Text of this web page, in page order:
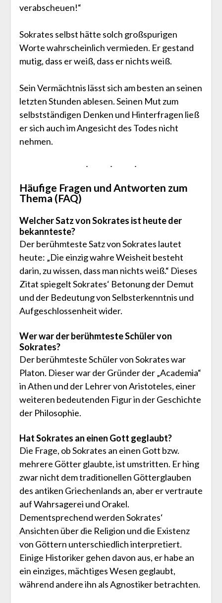
verabscheuen!“
Sokrates selbst hätte solch großspurigen
Worte wahrscheinlich vermieden. Er gestand
mutig, dass er weiß, dass er nichts weiß.
Sein Vermächtnis lässt sich am besten an seinen
letzten Stunden ablesen. Seinen Mut zum
selbstständigen Denken und Hinterfragen ließ
er sich auch im Angesicht des Todes nicht
nehmen.
Häufige Fragen und Antworten zum
Thema (FAQ)
Welcher Satz von Sokrates ist heute der
bekannteste?
Der berühmteste Satz von Sokrates lautet
heute: „Die einzig wahre Weisheit besteht
darin, zu wissen, dass man nichts weiß.“ Dieses
Zitat spiegelt Sokrates‘ Betonung der Demut
und der Bedeutung von Selbsterkenntnis und
Aufgeschlossenheit wider.
Wer war der berühmteste Schüler von
Sokrates?
Der berühmteste Schüler von Sokrates war
Platon. Dieser war der Gründer der „Academia“
in Athen und der Lehrer von Aristoteles, einer
weiteren bedeutenden Figur in der Geschichte
der Philosophie.
Hat Sokrates an einen Gott geglaubt?
Die Frage, ob Sokrates an einen Gott bzw.
mehrere Götter glaubte, ist umstritten. Er hing
zwar nicht dem traditionellen Götterglauben
des antiken Griechenlands an, aber er vertraute
auf Wahrsagerei und Orakel.
Dementsprechend werden Sokrates‘
Ansichten über die Religion und die Existenz
von Göttern unterschiedlich interpretiert.
Einige Historiker gehen davon aus, er habe an
ein einziges, mächtiges Wesen geglaubt,
während andere ihn als Agnostiker betrachten.